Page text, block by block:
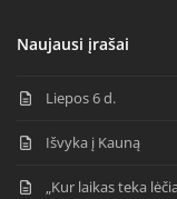
Naujausi įrašai
Liepos 6 d.
Išvyka į Kauną
„Kur laikas teka